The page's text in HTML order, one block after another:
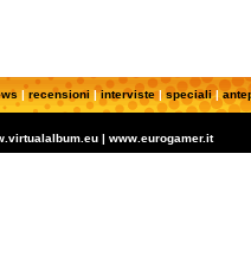
|recensioni |interviste|speciali|
| www.eurogamer.it